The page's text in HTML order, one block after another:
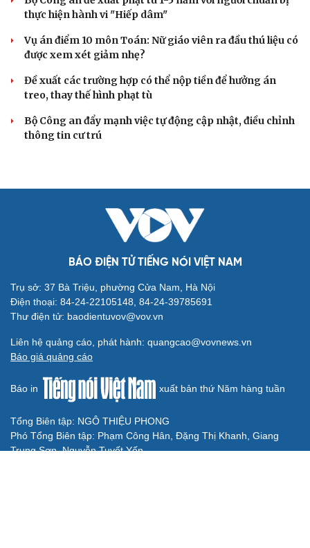
Công an xử lý vụ bảo mẫu có hành vi bạo hành trẻ em tại
TP.HCM
Vua Quạt, Khánh Sky và Hồ Văn Khoa bị khởi tố
Khởi tố cha dượng bạo hành con riêng của vợ
giáo lĩnh án 7 năm 6 tháng tù
Vụ gian lận thi tại Tuyên Quang: Khởi tố thêm 2 người,
nâng tổng số lên 29 bị can
Đoàn Bảo Châu bị phạt 7 năm tù về hành vi tuyên truyền
chống Nhà nước
Truy tố Mr Pips, Shark Bình trong vụ án lừa đảo 1.600 tỷ
đồng
TƯ VẤN LUẬT